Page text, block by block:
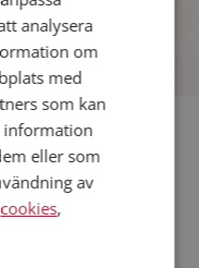
,Havregryn,Alexander
analysera
om
med
som kan
information
eller som
av
cookies,